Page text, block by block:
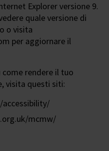
Explorer versione 9.
quale versione di
o visita
per aggiornare il
rendere il tuo
visita questi siti:
mcmw/